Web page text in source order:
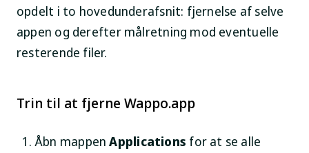
opdelt i to hovedunderafsnit: fjernelse af selve
appen og derefter målretning mod eventuelle
resterende filer.
Trin til at fjerne Wappo.app
Åbn mappenApplications for at se alle